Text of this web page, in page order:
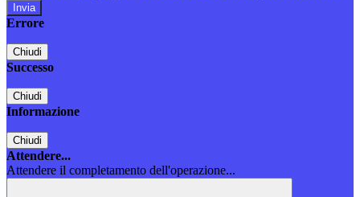
Errore
Chiudi
Successo
Chiudi
Informazione
Chiudi
Attendere...
Attendere il completamento dell'operazione...